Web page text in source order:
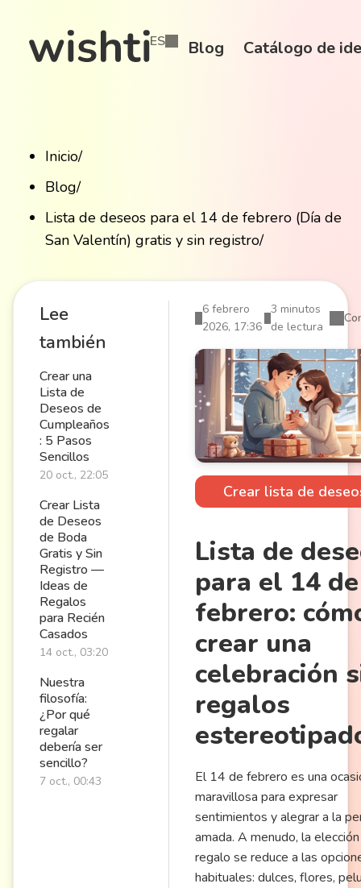
ES Blog Catálogo de
Inicio/
Blog/
Lista de deseos para el 14 de febrero (Día de
San Valentín) gratis y sin registro/
Lee
también
Crear una
Lista de
Deseos de
Cumpleaños
: 5 Pasos
Sencillos
20 oct., 22:05
Crear Lista
de Deseos
de Boda
Gratis y Sin
Registro —
Ideas de
Regalos
para Recién
Casados
14 oct., 03:20
Nuestra
filosofía:
¿Por qué
regalar
debería ser
sencillo?
7 oct., 00:43
6 febrero
2026, 17:36
3 minutos
de lectura
Crear lista de
Lista de
para el 14 de
febrero:
crear una
celebración
regalos
El 14 de febrero es una
maravillosa para expresar
sentimientos y alegrar a la
amada. A menudo, la
regalo se reduce a las
habituales: dulces, flores,